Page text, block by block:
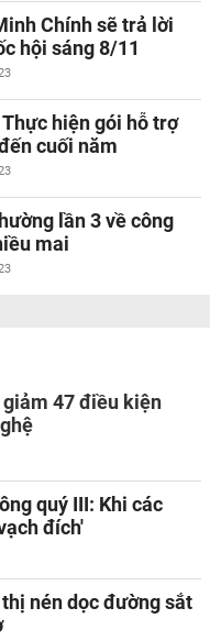
Chính sẽ trả lời
hội sáng 8/11
hiện gói hỗ trợ
cuối năm
lần 3 về công
mai
47 điều kiện
quý III: Khi các
đích'
nén dọc đường sắt